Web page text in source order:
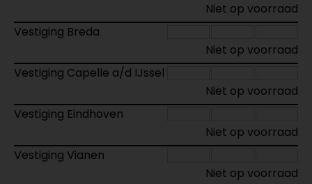
Niet op voorraad
Vestiging Breda
Niet op voorraad
Vestiging Capelle a/d IJssel
Niet op voorraad
Vestiging Eindhoven
Niet op voorraad
Vestiging Vianen
Niet op voorraad